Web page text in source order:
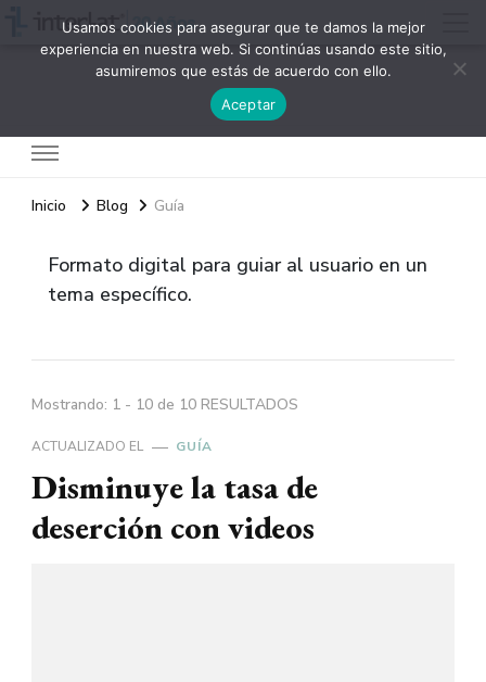
Inicio Blog Guía
Formato digital para guiar al usuario en un
tema específico.
Mostrando: 1 - 10 de 10 RESULTADOS
ACTUALIZADO EL GUÍA
Disminuye la tasa de
deserción con videos
Usamos cookies para asegurar que te damos la mejor
experiencia en nuestra web. Si continúas usando este sitio,
asumiremos que estás de acuerdo con ello.
Aceptar